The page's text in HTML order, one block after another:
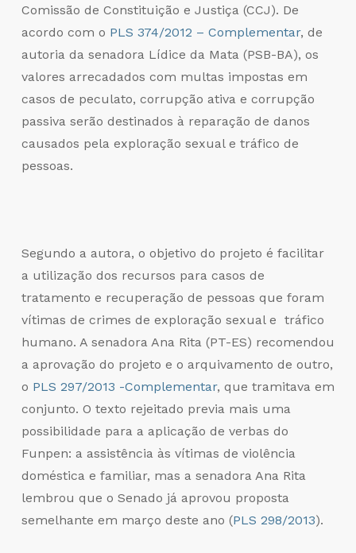
Comissão de Constituição e Justiça (CCJ). De
acordo com o PLS 374/2012 – Complementar, de
autoria da senadora Lídice da Mata (PSB-BA), os
valores arrecadados com multas impostas em
casos de peculato, corrupção ativa e corrupção
passiva serão destinados à reparação de danos
causados pela exploração sexual e tráfico de
pessoas.
Segundo a autora, o objetivo do projeto é facilitar
a utilização dos recursos para casos de
tratamento e recuperação de pessoas que foram
vítimas de crimes de exploração sexual e tráfico
humano. A senadora Ana Rita (PT-ES) recomendou
a aprovação do projeto e o arquivamento de outro,
o PLS 297/2013 -Complementar, que tramitava em
conjunto. O texto rejeitado previa mais uma
possibilidade para a aplicação de verbas do
Funpen: a assistência às vítimas de violência
doméstica e familiar, mas a senadora Ana Rita
lembrou que o Senado já aprovou proposta
semelhante em março deste ano (PLS 298/2013).